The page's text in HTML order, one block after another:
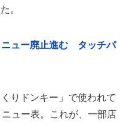
。
ュー廃止進む タッチパ
りドンキー」で使われて
ュー表。これが、一部店